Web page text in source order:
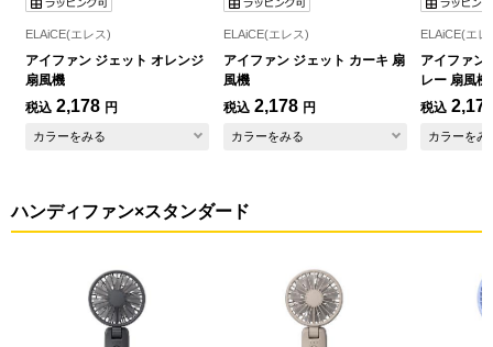
ELAiCE(エレス)
アイファン ジェット オレンジ
扇風機
税込 2,178 円
カラーをみる
ELAiCE(エレス)
アイファン ジェット カーキ 扇
風機
税込 2,178 円
カラーをみる
ELAiCE(エレ
アイファン
レー 扇風機
税込
カラーをみ
ハンディファン×スタンダード